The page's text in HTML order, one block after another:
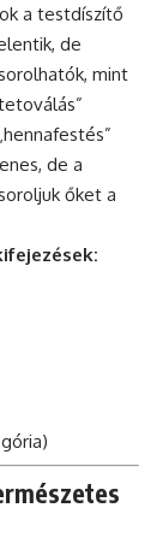
a testdíszítő
de
mint
de a
őket a